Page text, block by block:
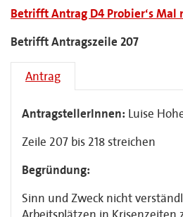
Betrifft Antrag D4 Probier‘s Mal
Betrifft Antragszeile 207
Antrag
AntragstellerInnen: Luise
Zeile 207 bis 218 streichen
Begründung:
Sinn und Zweck nicht